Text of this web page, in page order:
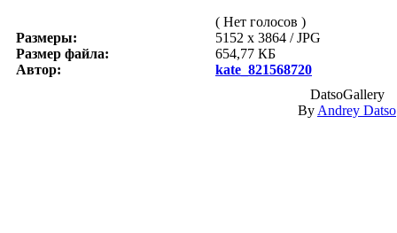
( Нет голосов )
Размеры:
5152 x 3864 / JPG
Размер файла:
654,77 КБ
Автор:
kate_821568720
DatsoGallery
By Andrey Datso